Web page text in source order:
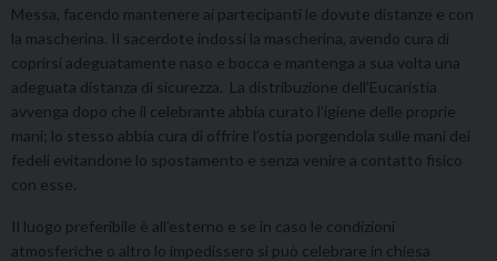
Messa, facendo mantenere ai partecipanti le dovute distanze e con
la mascherina. Il sacerdote indossi la mascherina, avendo cura di
coprirsi adeguatamente naso e bocca e mantenga a sua volta una
adeguata distanza di sicurezza. La distribuzione dell’Eucaristia
avvenga dopo che il celebrante abbia curato l’igiene delle proprie
mani; lo stesso abbia cura di offrire l’ostia porgendola sulle mani dei
fedeli evitandone lo spostamento e senza venire a contatto fisico
con esse.
Il luogo preferibile è all’esterno e se in caso le condizioni
atmosferiche o altro lo impedissero si può celebrare in chiesa